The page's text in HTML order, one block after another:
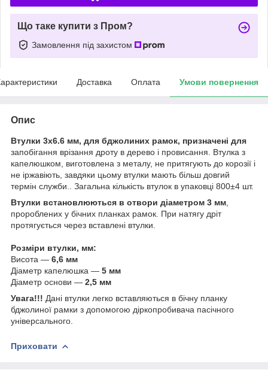
Що таке купити з Пром?
Замовлення під захистом
Доставка Оплата Умови повернення
Опис
Втулки 3х6.6 мм, для бджолиних рамок, призначені для
запобігання врізання дроту в дерево і провисання. Втулка з
капелюшком, виготовлена з металу, не притягують до корозії і
не іржавіють, завдяки цьому втулки мають більш довгий
термін служби.. Загальна кількість втулок в упаковці 800±4 шт.
Втулки встановлюються в отвори діаметром 3 мм
пророблених у бічних планках рамок. При натягу дріт
протягується через вставлені втулки.
Розміри втулки, мм:
Висота — 6,6 мм
Діаметр капелюшка — 5 мм
Діаметр основи — 2,5 мм
Увага!!! Дані втулки легко вставляються в бічну планку
бджолиної рамки з допомогою діркопробивача пасічного
універсального.
Приховати